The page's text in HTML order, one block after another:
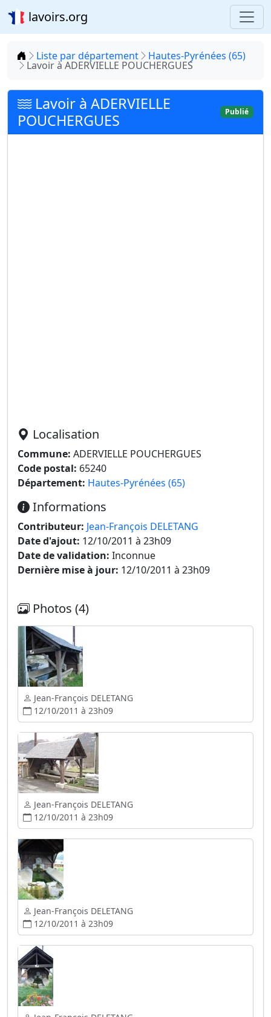
lavoirs.org
Accueil
Liste par département Hautes-Pyrénées (65)
Lavoir à ADERVIELLE POUCHERGUES
Lavoir à ADERVIELLE
POUCHERGUES
Publié
Localisation
Commune: ADERVIELLE POUCHERGUES
Code postal: 65240
Département: Hautes-Pyrénées (65)
Informations
Contributeur: Jean-François DELETANG
Date d'ajout: 12/10/2011 à 23h09
Date de validation: Inconnue
Dernière mise à jour: 12/10/2011 à 23h09
Photos (4)
Jean-François DELETANG
12/10/2011 à 23h09
Jean-François DELETANG
12/10/2011 à 23h09
Jean-François DELETANG
12/10/2011 à 23h09